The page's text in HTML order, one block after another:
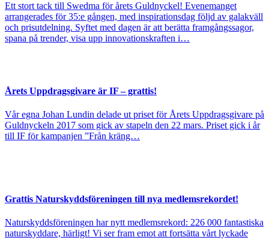
Ett stort tack till Swedma för årets Guldnyckel! Evenemanget
arrangerades för 35:e gången, med inspirationsdag följd av galakväll
och prisutdelning. Syftet med dagen är att berätta framgångssagor,
spana på trender, visa upp innovationskraften i…
Årets Uppdragsgivare är IF – grattis!
Vår egna Johan Lundin delade ut priset för Årets Uppdragsgivare på
Guldnyckeln 2017 som gick av stapeln den 22 mars. Priset gick i år
till IF för kampanjen ”Från kräng…
Grattis Naturskyddsföreningen till nya medlemsrekordet!
Naturskyddsföreningen har nytt medlemsrekord: 226 000 fantastiska
naturskyddare, härligt! Vi ser fram emot att fortsätta vårt lyckade